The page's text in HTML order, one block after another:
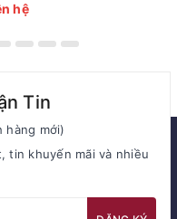
hệ
Tin
hàng mới)
tin khuyến mãi và nhiều